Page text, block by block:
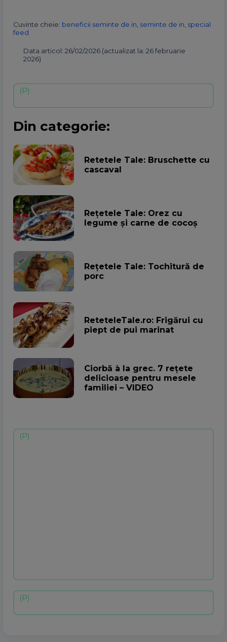
Cuvinte cheie: beneficii seminte de in seminte de in special
feed
Data articol: 26/02/2026 (actualizat la: 26 februarie
2026)
Din categorie:
Retetele Tale: Bruschette cu
cascaval
Rețetele Tale: Orez cu
legume și carne de cocoș
Rețetele Tale: Tochitură de
porc
ReteteleTale.ro: Frigărui cu
piept de pui marinat
Ciorbă à la grec. 7 rețete
delicioase pentru mesele
familiei – VIDEO